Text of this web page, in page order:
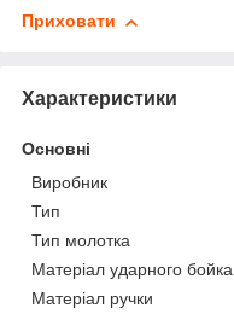
Приховати
Характеристики
Основні
Виробник
Тип
Тип молотка
Матеріал ударного бойка
Матеріал ручки